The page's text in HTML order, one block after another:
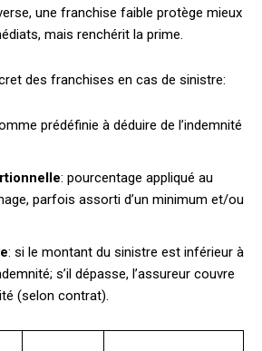
une franchise faible protège mieux
mais renchérit la prime.
des franchises en cas de sinistre:
prédéfinie à déduire de l’indemnité
: pourcentage appliqué au
parfois assorti d’un minimum et/ou
: si le montant du sinistre est inférieur à
s’il dépasse, l’assureur couvre
(selon contrat).